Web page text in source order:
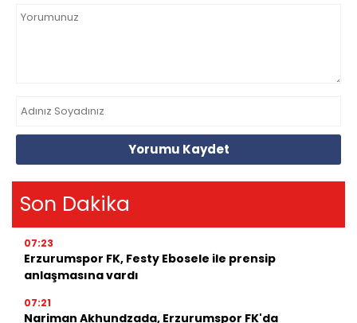
Yorumu Kaydet
Son Dakika
07:23
Erzurumspor FK, Festy Ebosele ile prensip
anlaşmasına vardı
07:21
Nariman Akhundzada, Erzurumspor FK'da